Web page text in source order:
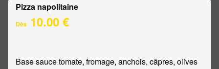
Pizza napolitaine
Dès 10.00 €
Base sauce tomate, fromage, anchois, câpres, olives